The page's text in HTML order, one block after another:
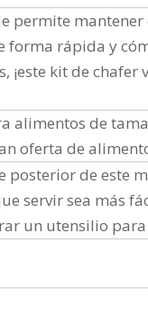
permite
rápida y
kit de chafer
alimentos de
oferta de
de este
servir sea más
un utensilio